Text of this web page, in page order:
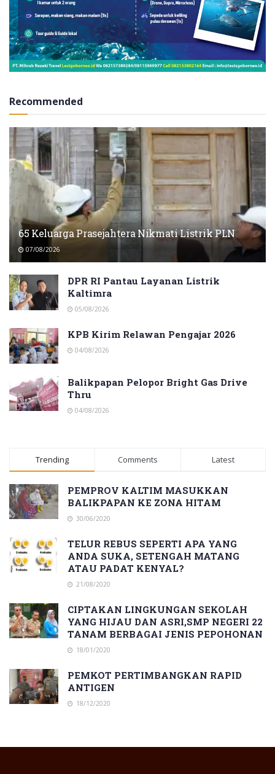
Recommended
65 Keluarga Prasejahtera Nikmati Listrik PLN
07/08/2026
DPR RI Pantau Layanan Listrik
Kaltimra
05/08/2026
KPB Kirim Relawan Pengajar 2026
04/08/2026
Balikpapan Pelopor Bright Gas Drive
Thru
04/08/2026
Trending Comments Latest
PEMPROV KALTIM MASUKKAN
BALIKPAPAN KE ZONA HITAM
30/06/2020
TELUR REBUS SEPERTI APA YANG
ANDA SUKA, SETENGAH MATANG
ATAU PADAT KENYAL?
21/08/2020
CIPTAKAN LINGKUNGAN SEKOLAH
YANG HIJAU DAN ASRI,SMP NEGERI 22
TANAM BERBAGAI JENIS PEPOHONAN
18/01/2020
PEMKOT PERTIMBANGKAN RAPID
ANTIGEN
18/12/2020